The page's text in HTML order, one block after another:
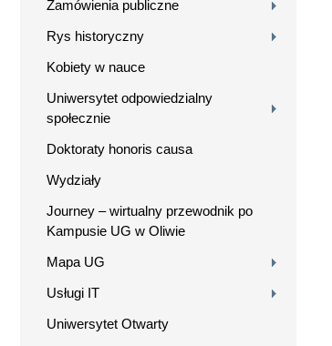
Zamówienia publiczne
Rys historyczny
Kobiety w nauce
Uniwersytet odpowiedzialny
społecznie
Doktoraty honoris causa
Wydziały
Journey – wirtualny przewodnik po
Kampusie UG w Oliwie
Mapa UG
Usługi IT
Uniwersytet Otwarty